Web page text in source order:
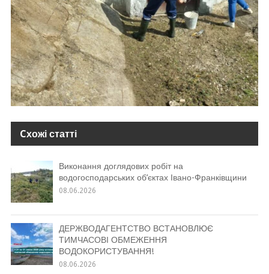
Cхожі статті
Виконання доглядових робіт на
водогосподарських об’єктах Івано-Франківщини
08.06.2026
ДЕРЖВОДАГЕНТСТВО ВСТАНОВЛЮЄ
ТИМЧАСОВІ ОБМЕЖЕННЯ
ВОДОКОРИСТУВАННЯ!
08.06.2026